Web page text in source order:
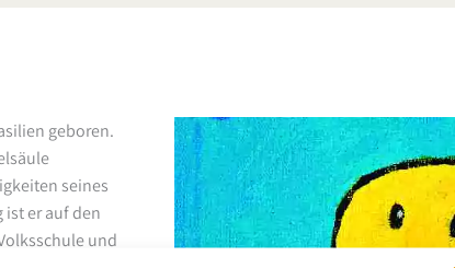
geboren.
seines
er auf den
und